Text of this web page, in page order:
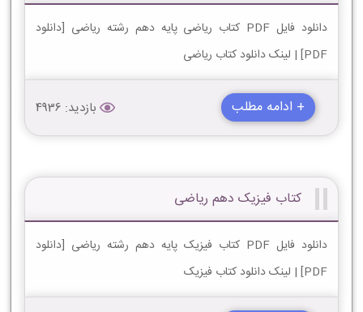
دانلود فایل PDF کتاب ریاضی پایه دهم رشته ریاضی [دانلود
PDF] | لینک دانلود کتاب ریاضی
+ ادامه مطلب بازدید: 4936
کتاب فیزیک دهم ریاضی
دانلود فایل PDF کتاب فیزیک پایه دهم رشته ریاضی [دانلود
PDF] | لینک دانلود کتاب فیزیک